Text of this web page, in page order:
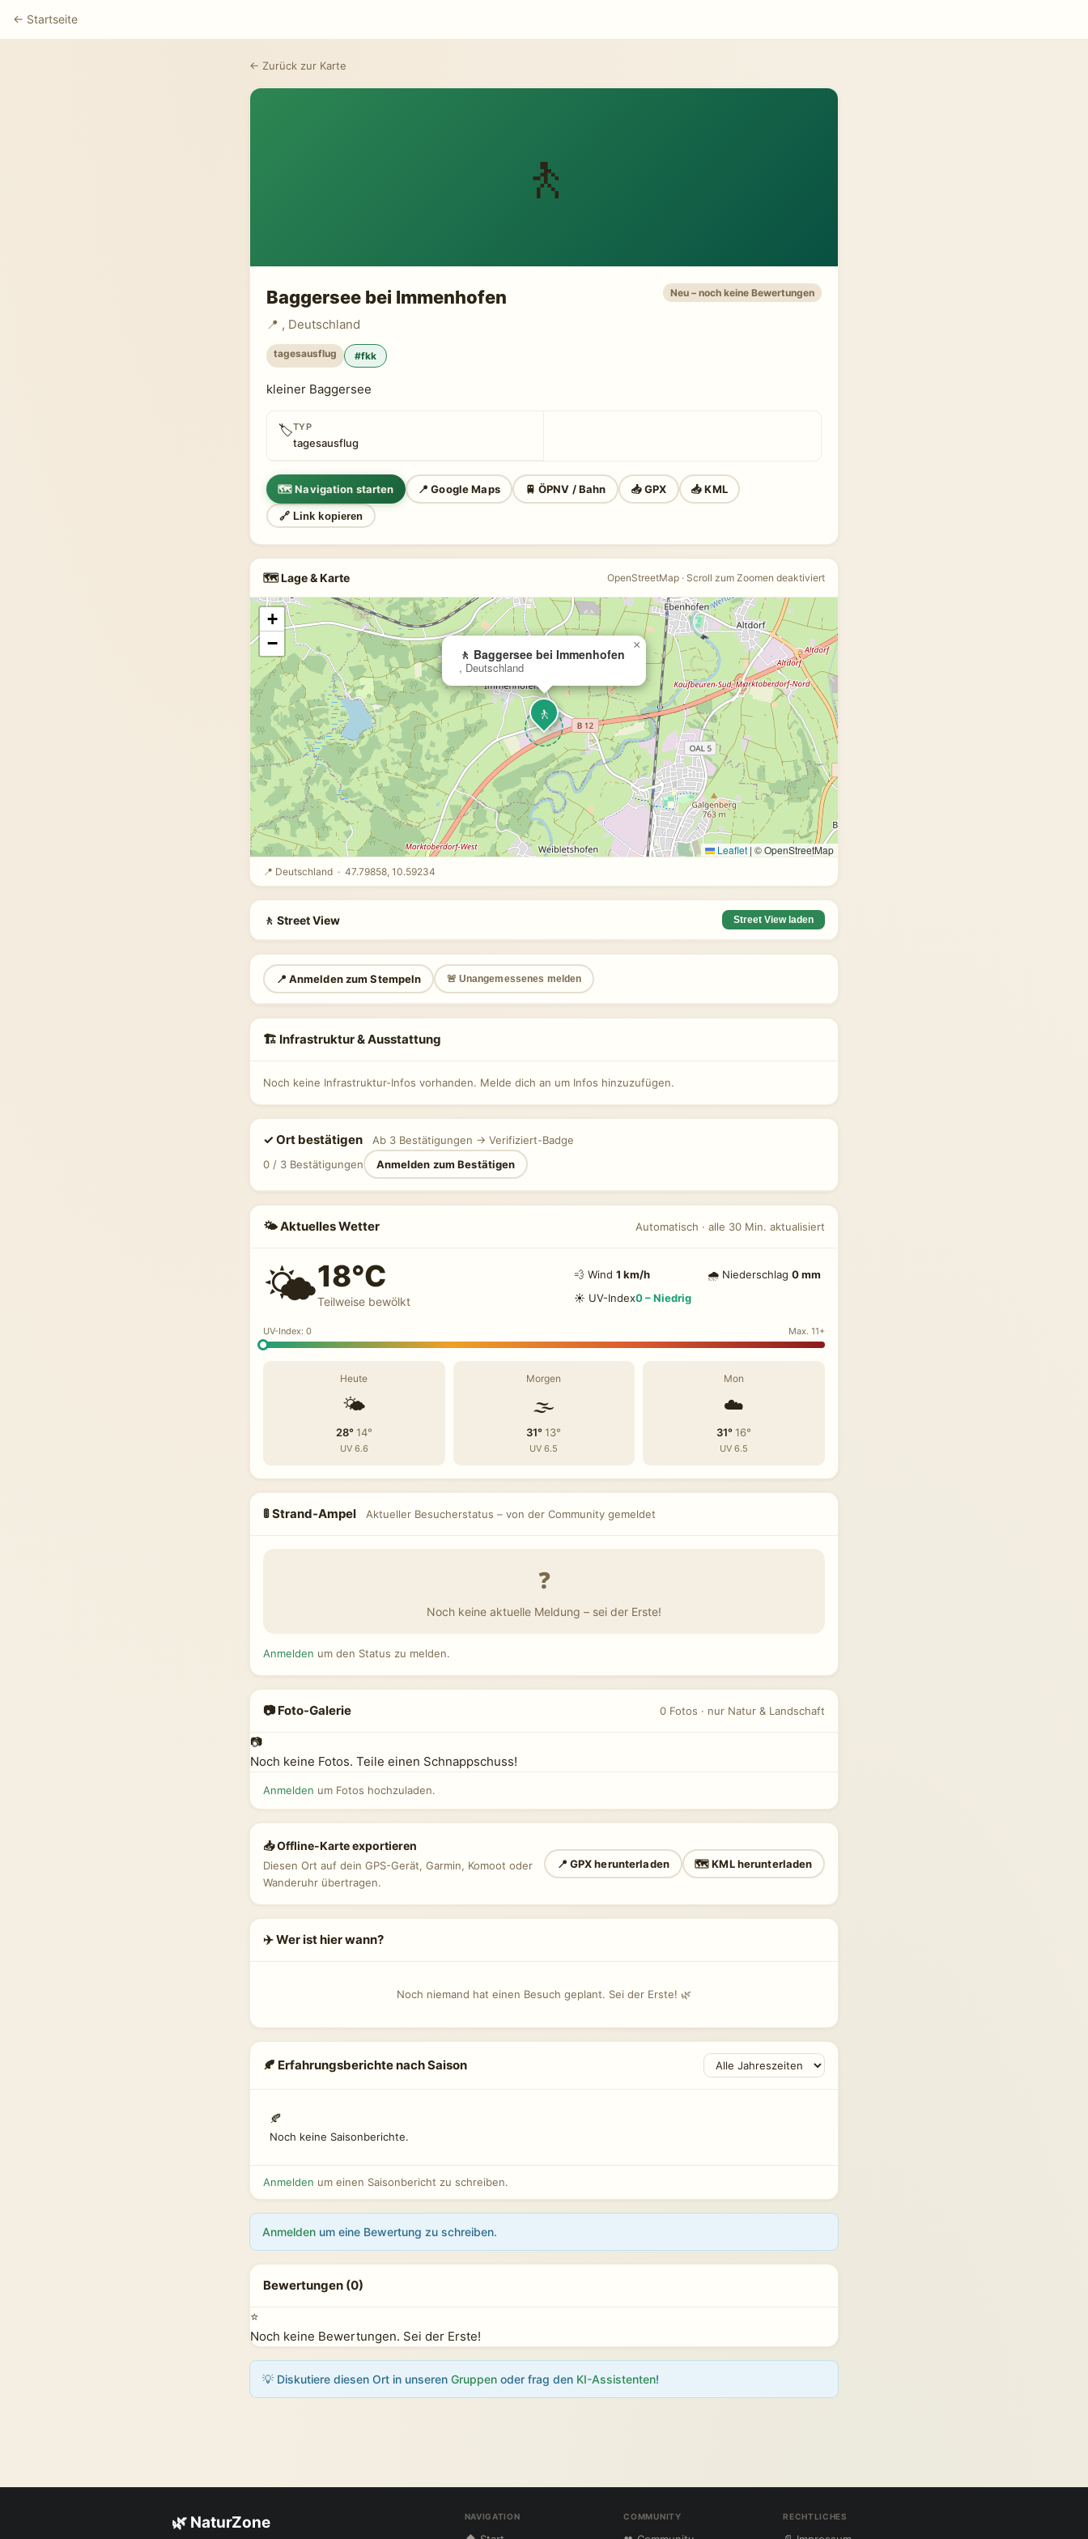
← Startseite
← Zurück zur Karte
🚶
Baggersee bei Immenhofen
📍 , Deutschland
Neu – noch keine Bewertungen
tagesausflug #fkk
kleiner Baggersee
🏷TYP
tagesausflug
🗺 Navigation starten 📍 Google Maps 🚆 ÖPNV / Bahn 📥 GPX 📥 KML
🔗 Link kopieren
🗺 Lage & Karte OpenStreetMap · Scroll zum Zoomen deaktiviert
🚶
🚶 Baggersee bei Immenhofen
, Deutschland
×
+
−
Leaflet | © OpenStreetMap
📍 Deutschland · 47.79858, 10.59234
🚶 Street View Street View laden
📍 Anmelden zum Stempeln 🚨 Unangemessenes melden
🏗 Infrastruktur & Ausstattung
Noch keine Infrastruktur-Infos vorhanden. Melde dich an um Infos hinzuzufügen.
✓ Ort bestätigen
Ab 3 Bestätigungen → Verifiziert-Badge
0 / 3 Bestätigungen
Anmelden zum Bestätigen
🌤 Aktuelles Wetter Automatisch · alle 30 Min. aktualisiert
🌤️18°C
Teilweise bewölkt
💨 Wind 1 km/h 🌧 Niederschlag 0 mm
☀️ UV-Index0 – Niedrig
UV-Index: 0 Max. 11+
Heute
🌤️
28°14°
UV 6.6
Morgen
🌫️
31°13°
UV 6.5
Mon
☁️
31°16°
UV 6.5
🚦 Strand-Ampel Aktueller Besucherstatus – von der Community gemeldet
❓
Noch keine aktuelle Meldung – sei der Erste!
Anmelden um den Status zu melden.
📷 Foto-Galerie 0 Fotos · nur Natur & Landschaft
📷
Noch keine Fotos. Teile einen Schnappschuss!
Anmelden um Fotos hochzuladen.
📥 Offline-Karte exportieren
Diesen Ort auf dein GPS-Gerät, Garmin, Komoot oder
Wanderuhr übertragen.
📍 GPX herunterladen 🗺 KML herunterladen
✈️ Wer ist hier wann?
Noch niemand hat einen Besuch geplant. Sei der Erste! 🌿
🍂 Erfahrungsberichte nach Saison
🍂
Noch keine Saisonberichte.
Anmelden um einen Saisonbericht zu schreiben.
Anmelden um eine Bewertung zu schreiben.
Bewertungen (0)
⭐
Noch keine Bewertungen. Sei der Erste!
💡 Diskutiere diesen Ort in unseren Gruppen oder frag den KI-Assistenten!
🌿 NaturZone NAVIGATION COMMUNITY RECHTLICHES